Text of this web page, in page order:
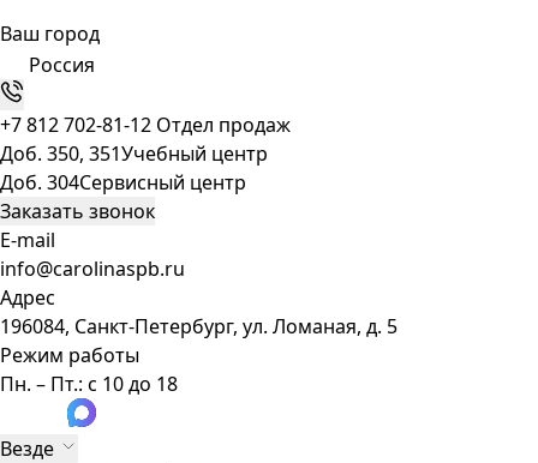
Ваш город
Россия
+7 812 702-81-12 Отдел продаж
Доб. 350, 351Учебный центр
Доб. 304Сервисный центр
Заказать звонок
E-mail
info@carolinaspb.ru
Адрес
196084, Санкт-Петербург, ул. Ломаная, д. 5
Режим работы
Пн. – Пт.: с 10 до 18
Везде